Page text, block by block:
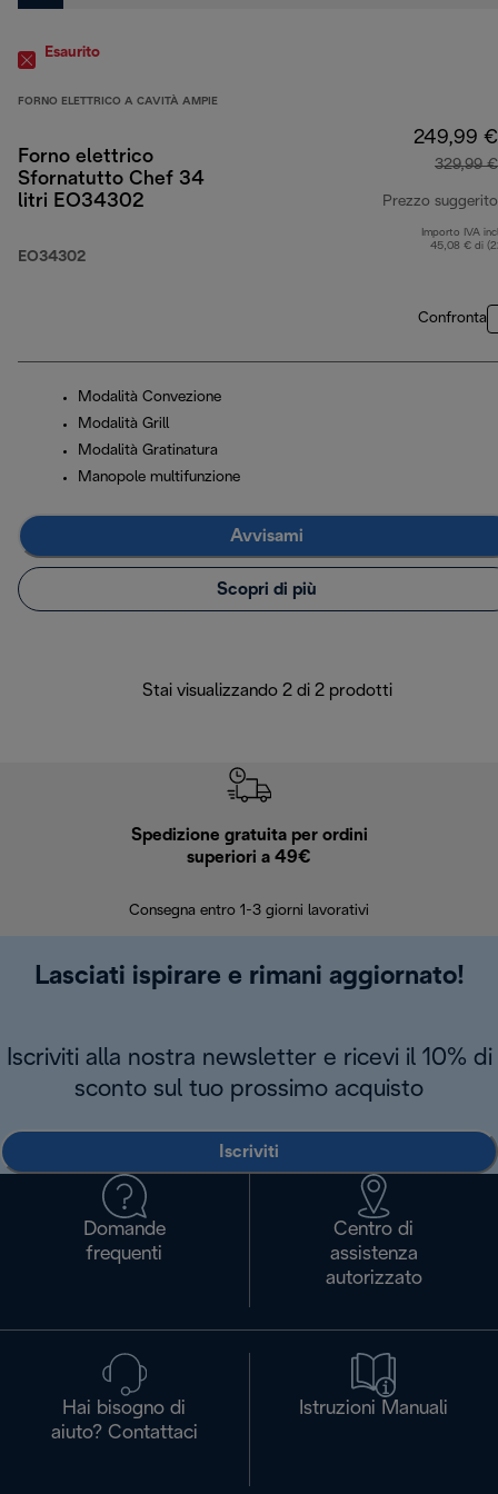
Esaurito
FORNO ELETTRICO A CAVITÀ AMPIE
Forno elettrico
Sfornatutto Chef 34
litri EO34302
EO34302
249,99 €
329,99 €
Prezzo suggerito
Importo IVA
45,08 € di
Confronta
Modalità Convezione
Modalità Grill
Modalità Gratinatura
Manopole multifunzione
Avvisami
Scopri di più
Stai visualizzando 2 di 2 prodotti
Spedizione gratuita per ordini
superiori a 49€
Consegna entro 1-3 giorni lavorativi
Lasciati ispirare e rimani aggiornato!
Iscriviti alla nostra newsletter e ricevi il 10% di
sconto sul tuo prossimo acquisto
Iscriviti
Domande
frequenti
Centro di
assistenza
autorizzato
Hai bisogno di
aiuto? Contattaci
Istruzioni Manuali